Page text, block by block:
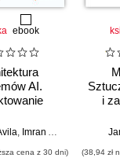
ebook
AI.
, Imran Ahmad
cena z 30 dni)
i
(38,94 zł